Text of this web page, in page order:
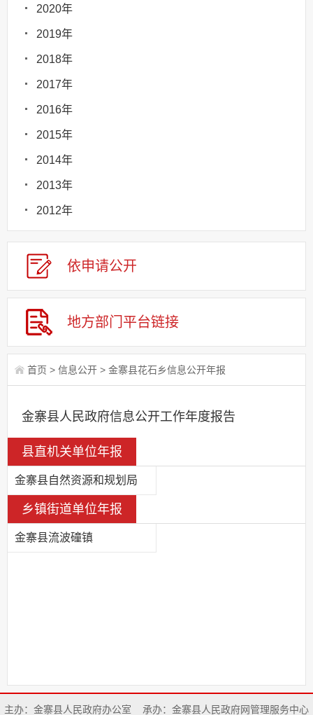
2020年
2019年
2018年
2017年
2016年
2015年
2014年
2013年
2012年
依申请公开
地方部门 平台链接
首页 > 信息公开 > 金寨县花石乡信息公开年报
金寨县人民政府信息公开工作年度报告
县直机关单位年报
金寨县自然资源和规划局
乡镇街道单位年报
金寨县流波䃥镇
主办：金寨县人民政府办公室 承办：金寨县人民政府网管理服务中心